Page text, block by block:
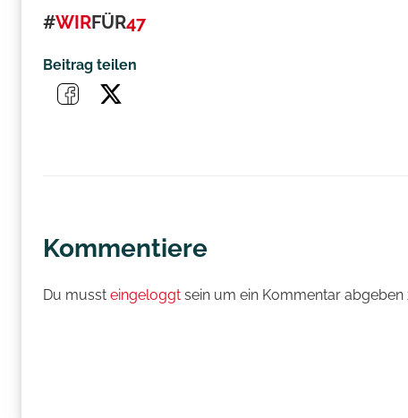
#WIRFÜR47
Beitrag teilen
Kommentiere
Du musst eingeloggt sein um ein Kommentar abgeben